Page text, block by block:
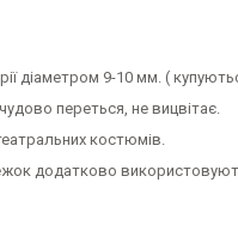
діаметром 9-10 мм. (
переться, не вицвітає.
костюмів.
додатково